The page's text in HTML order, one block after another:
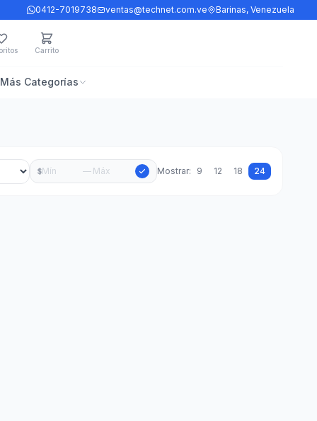
0412-7019738 ventas@technet.com.ve Barinas, Venezuela
Carrito
Más Categorías
$ — Mostrar: 9 12 18 24